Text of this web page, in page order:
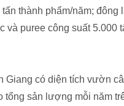
thành phẩm/năm; đông
puree công suất 5.000
Giang có diện tích vườn
sản lượng mỗi năm